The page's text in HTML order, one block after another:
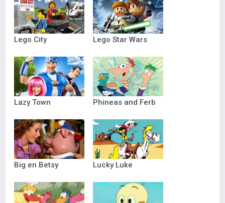
Lego City Lego Star Wars
Lazy Town Phineas and Ferb
Big en Betsy Lucky Luke